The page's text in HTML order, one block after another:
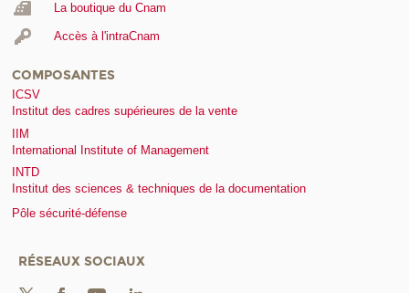
La boutique du Cnam
Accès à l'intraCnam
COMPOSANTES
ICSV
Institut des cadres supérieures de la vente
IIM
International Institute of Management
INTD
Institut des sciences & techniques de la documentation
Pôle sécurité-défense
RÉSEAUX SOCIAUX